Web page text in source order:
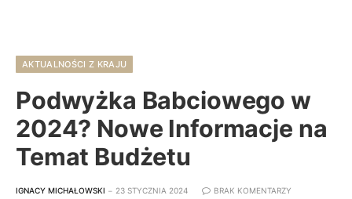
AKTUALNOŚCI Z KRAJU
Podwyżka Babciowego w
2024? Nowe Informacje na
Temat Budżetu
IGNACY MICHAŁOWSKI 23 STYCZNIA 2024 BRAK KOMENTARZY